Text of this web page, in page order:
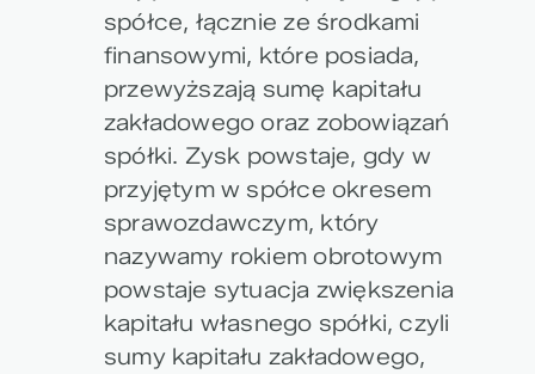
spółce, łącznie ze środkami
finansowymi, które posiada,
przewyższają sumę kapitału
zakładowego oraz zobowiązań
spółki. Zysk powstaje, gdy w
przyjętym w spółce okresem
sprawozdawczym, który
nazywamy rokiem obrotowym
powstaje sytuacja zwiększenia
kapitału własnego spółki, czyli
sumy kapitału zakładowego,